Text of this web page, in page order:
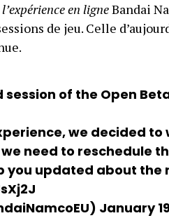
l’expérience en ligneBandai
de jeu. Celle
of the Open
we decided to
need to reschedule
you updated about the
January